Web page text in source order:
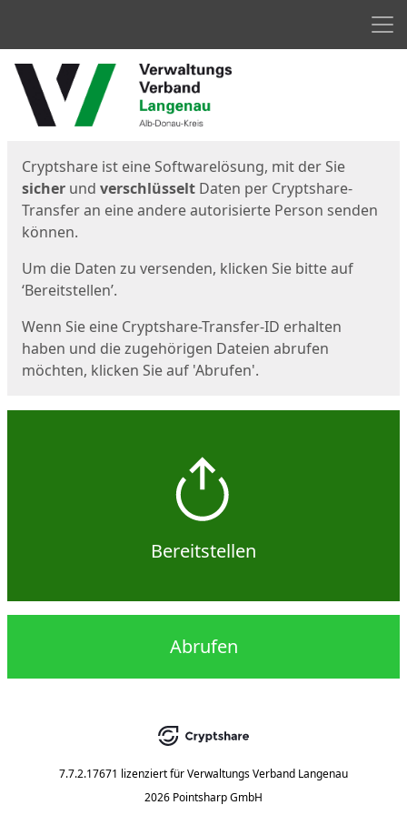
Start
Cryptshare ist eine Softwarelösung, mit der Sie
sicher und verschlüsselt Daten per Cryptshare-
Transfer an eine andere autorisierte Person senden
können.
Um die Daten zu versenden, klicken Sie bitte auf
‘Bereitstellen’.
Wenn Sie eine Cryptshare-Transfer-ID erhalten
haben und die zugehörigen Dateien abrufen
möchten, klicken Sie auf 'Abrufen'.
Bereitstellen
Abrufen
7.7.2.17671 lizenziert fürVerwaltungs Verband Langenau
2026 Pointsharp GmbH